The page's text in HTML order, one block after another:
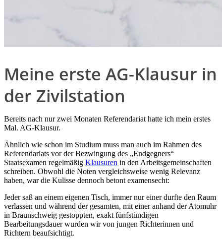
Meine erste AG-Klausur in
der Zivilstation
Bereits nach nur zwei Monaten Referendariat hatte ich mein erstes
Mal. AG-Klausur.
Ähnlich wie schon im Studium muss man auch im Rahmen des
Referendariats vor der Bezwingung des „Endgegners“
Staatsexamen regelmäßig Klausuren in den Arbeitsgemeinschaften
schreiben. Obwohl die Noten vergleichsweise wenig Relevanz
haben, war die Kulisse dennoch betont examensecht:
Jeder saß an einem eigenen Tisch, immer nur einer durfte den Raum
verlassen und während der gesamten, mit einer anhand der Atomuhr
in Braunschweig gestoppten, exakt fünfstündigen
Bearbeitungsdauer wurden wir von jungen Richterinnen und
Richtern beaufsichtigt.